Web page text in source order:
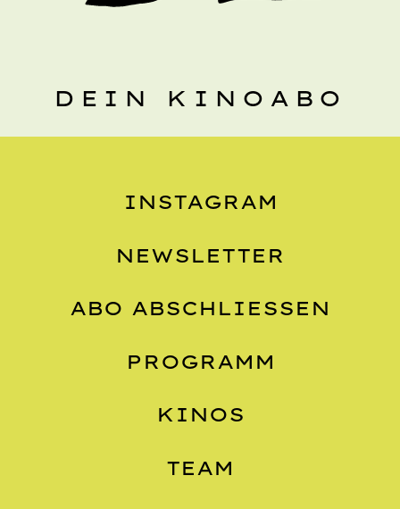
DEIN KINOABO
INSTAGRAM
NEWSLETTER
ABO ABSCHLIESSEN
PROGRAMM
KINOS
TEAM